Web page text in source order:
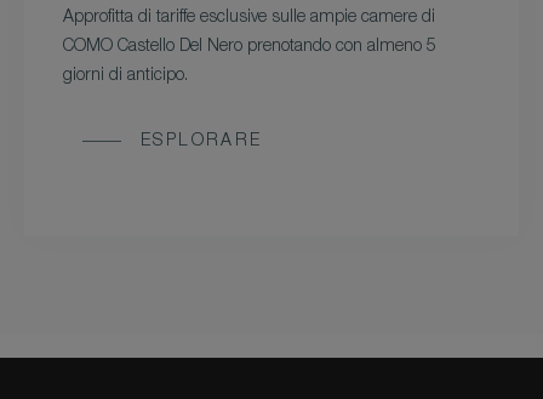
Approfitta di tariffe esclusive sulle ampie camere di
COMO Castello Del Nero prenotando con almeno 5
giorni di anticipo.
ESPLORARE